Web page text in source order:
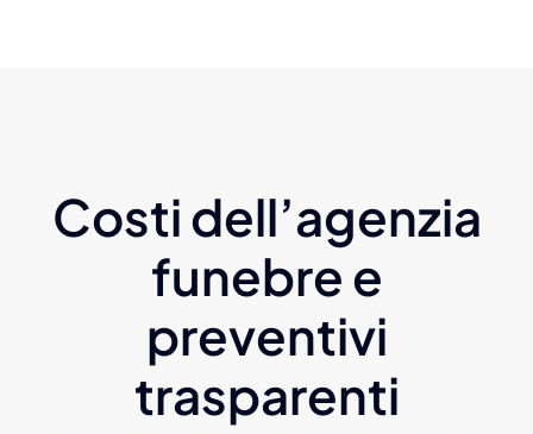
Costi dell’agenzia
funebre e
preventivi
trasparenti